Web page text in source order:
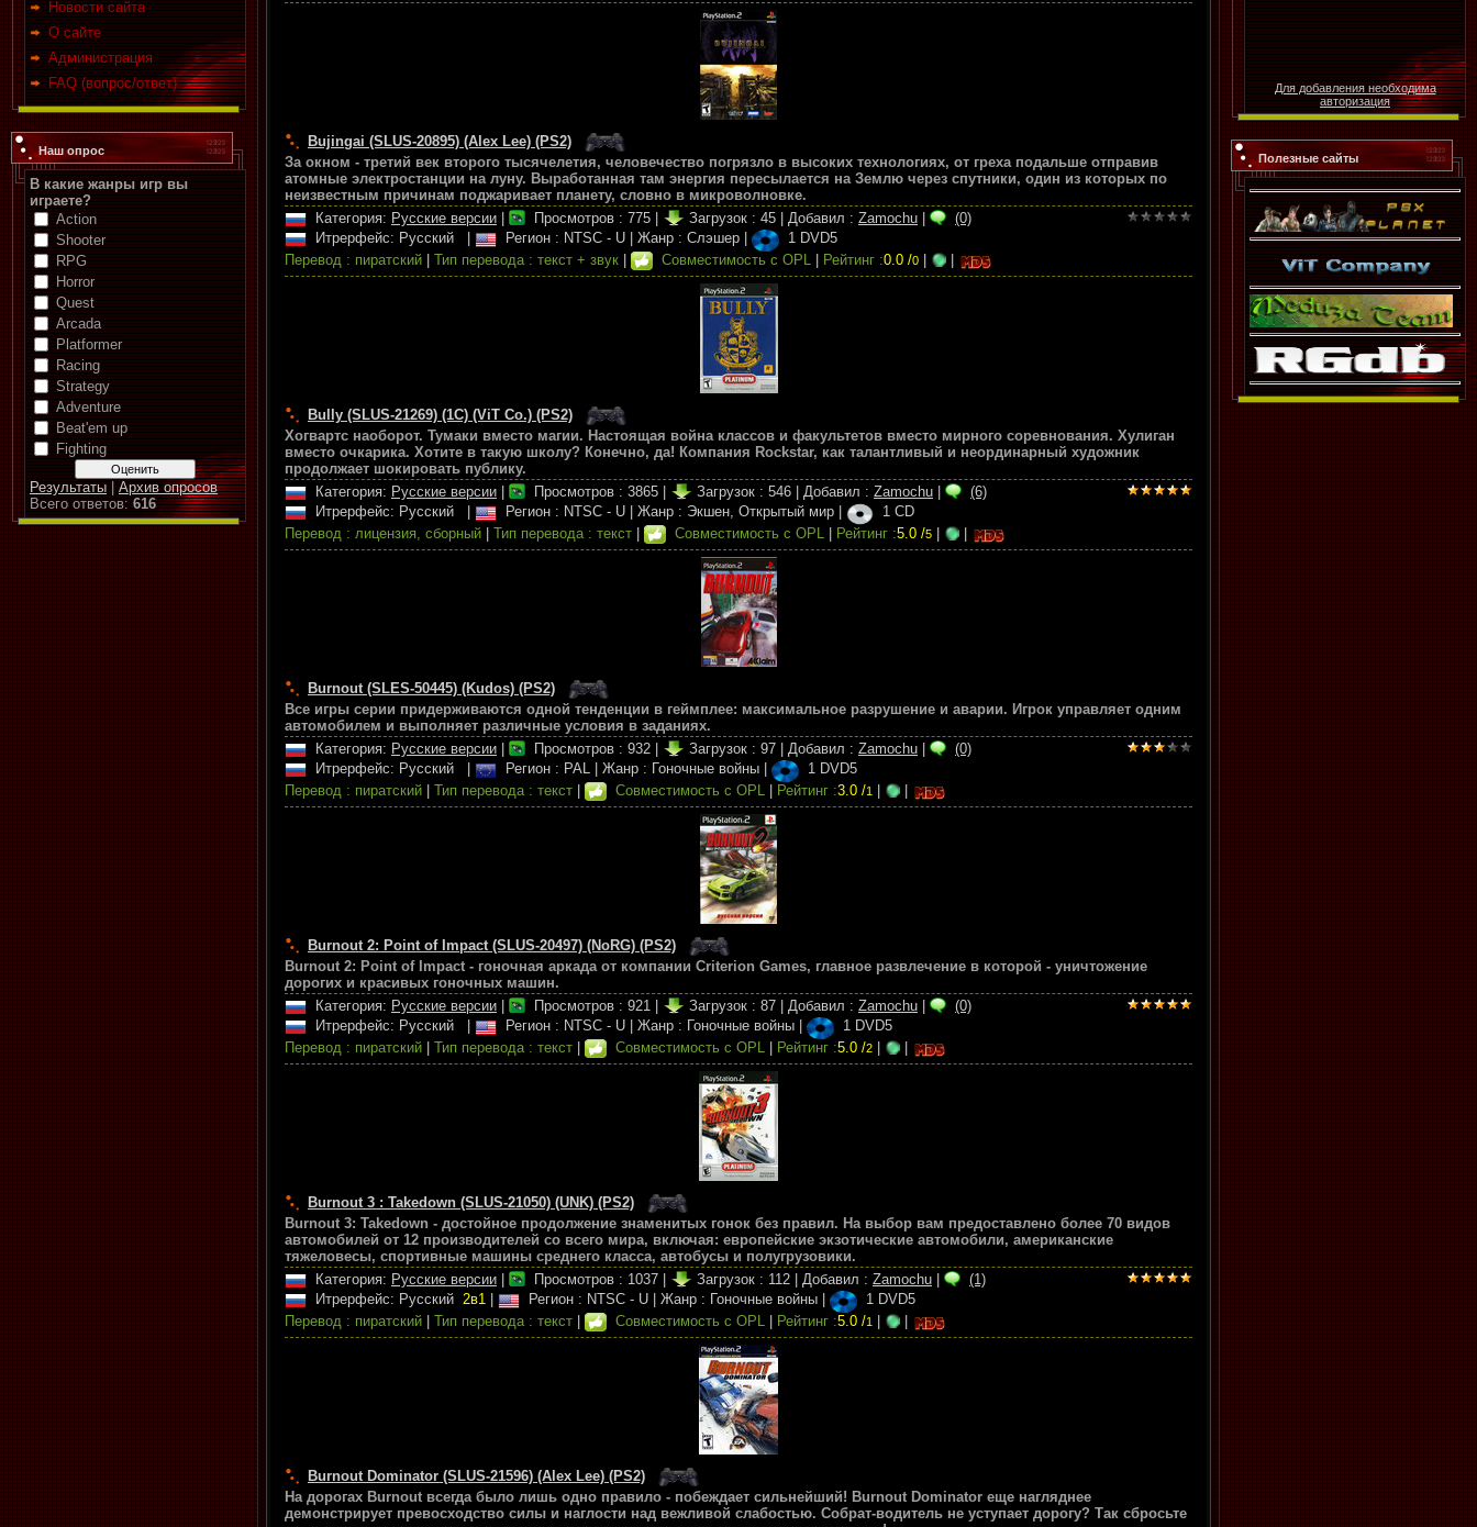
Новости сайта
О сайте
Администрация
FAQ (вопрос/ответ)
Наш опрос
В какие жанры игр вы
играете?
Action
Shooter
RPG
Horror
Quest
Arcada
Platformer
Racing
Strategy
Adventure
Beat'em up
Fighting
Результаты
Архив опросов
Всего ответов: 616
Bujingai (SLUS-20895) (Alex Lee) (PS2)
За окном - третий век второго тысячелетия, человечество погрязло в высоких технологиях, от греха подальше отправив
атомные электростанции на луну. Выработанная там энергия пересылается на Землю через спутники, один из которых по
неизвестным причинам поджаривает планету, словно в микроволновке.
Категория: Русские версии Просмотров : 775 Загрузок : 45 Добавил : Zamochu
(0)
Итрерфейс: Русский
Регион : NTSC - U Жанр : Слэшер
1 DVD5
Перевод : пиратский
Тип перевода : текст + звук Совместимость с OPL Рейтинг :0.0 /0
Bully (SLUS-21269) (1C) (ViT Co.) (PS2)
Хогвартс наоборот. Тумаки вместо магии. Настоящая война классов и факультетов вместо мирного соревнования. Хулиган
вместо очкарика. Хотите в такую школу? Конечно, да! Компания Rockstar, как талантливый и неординарный художник
продолжает шокировать публику.
Категория: Русские версии Просмотров : 3865 Загрузок : 546 Добавил : Zamochu
(6)
Итрерфейс: Русский
Регион : NTSC - U Жанр : Экшен, Открытый мир
1 CD
Перевод : лицензия, сборный
Тип перевода : текст Совместимость с OPL Рейтинг :5.0 /5
Burnout (SLES-50445) (Kudos) (PS2)
Все игры серии придерживаются одной тенденции в геймплее: максимальное разрушение и аварии. Игрок управляет одним
автомобилем и выполняет различные условия в заданиях.
Категория: Русские версии Просмотров : 932 Загрузок : 97 Добавил : Zamochu
(0)
Итрерфейс: Русский
Регион : PAL Жанр : Гоночные войны
1 DVD5
Перевод : пиратский
Тип перевода : текст Совместимость с OPL Рейтинг :3.0 /1
Burnout 2: Point of Impact (SLUS-20497) (NoRG) (PS2)
Burnout 2: Point of Impact - гоночная аркада от компании Criterion Games, главное развлечение в которой - уничтожение
дорогих и красивых гоночных машин.
Категория: Русские версии Просмотров : 921 Загрузок : 87 Добавил : Zamochu
(0)
Итрерфейс: Русский
Регион : NTSC - U Жанр : Гоночные войны
1 DVD5
Перевод : пиратский
Тип перевода : текст Совместимость с OPL Рейтинг :5.0 /2
Burnout 3 : Takedown (SLUS-21050) (UNK) (PS2)
Burnout 3: Takedown - достойное продолжение знаменитых гонок без правил. На выбор вам предоставлено более 70 видов
автомобилей от 12 производителей со всего мира, включая: европейские экзотические автомобили, американские
тяжеловесы, спортивные машины среднего класса, автобусы и полугрузовики.
Категория: Русские версии Просмотров : 1037 Загрузок : 112 Добавил : Zamochu
(1)
Итрерфейс: Русский 2в1 Регион : NTSC - U Жанр : Гоночные войны
1 DVD5
Перевод : пиратский
Тип перевода : текст Совместимость с OPL Рейтинг :5.0 /1
Burnout Dominator (SLUS-21596) (Alex Lee) (PS2)
На дорогах Burnout всегда было лишь одно правило - побеждает сильнейший! Burnout Dominator еще нагляднее
демонстрирует превосходство силы и наглости над вежливой слабостью. Собрат-водитель не уступает дорогу? Так сбросьте
Для добавления необходима
авторизация
Полезные сайты